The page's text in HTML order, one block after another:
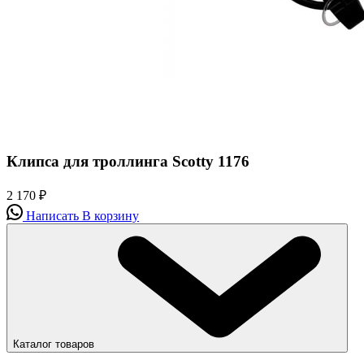
Клипса для троллинга Scotty 1176
2 170 ₽
Написать В корзину
Каталог товаров